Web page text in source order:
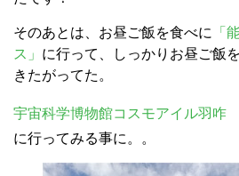
そのあとは、お昼ご飯を食べに
「
ス」 に行って、しっかりお昼ご飯
きたがってた。
宇宙科学博物館コスモアイル羽咋
に行ってみる事に。。